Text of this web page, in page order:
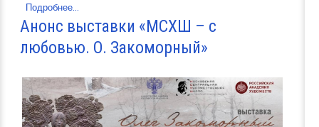
Подробнее...
Анонс выставки «МСХШ – с
любовью. О. Закоморный»